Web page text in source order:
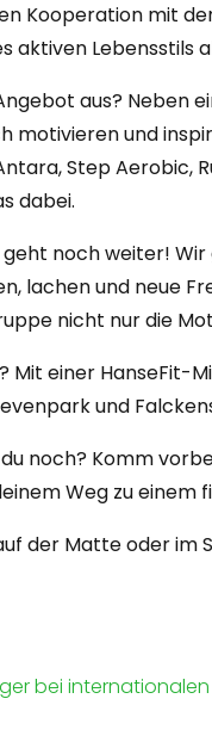
Kooperation mit
aktiven Lebensstils
aus? Neben
motivieren und
Step Aerobic,
dabei.
noch weiter!
lachen und neue
nicht nur die
Mit einer HanseFit-
und
noch? Komm
Weg zu
der Matte oder im
bei